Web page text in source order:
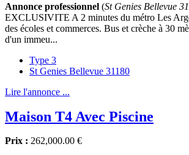
Annonce professionnel (St Genies Bellevue
EXCLUSIVITE A 2 minutes du métro Les
des écoles et commerces. Bus et crèche à 30
d'un immeu...
Type 3
St Genies Bellevue 31180
Lire l'annonce ...
Maison T4 Avec Piscine
Prix : 262,000.00 €